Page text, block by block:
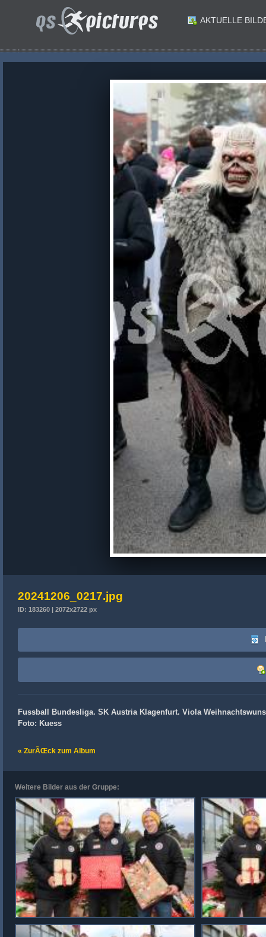
AKTUELLE
20241206_0217.jpg
ID: 183260 | 2072x2722 px
Fussball Bundesliga. SK Austria Klagenfurt. Viola
Foto: Kuess
« ZurÃŒck zum Album
Weitere Bilder aus der Gruppe: